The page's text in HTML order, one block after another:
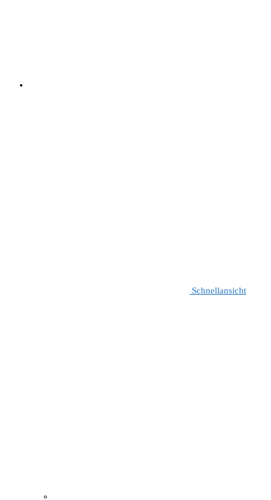
Schnellansicht